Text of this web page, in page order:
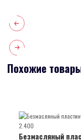
Похожие
Безмасляный